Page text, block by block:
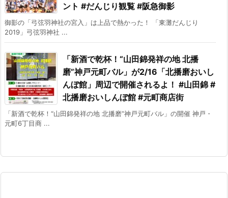
ント #だんじり観覧 #阪急御影
御影の「弓弦羽神社の宮入」は上品で熱かった！ 「東灘だんじり
2019」弓弦羽神社 ...
「新酒で乾杯！“山田錦発祥の地 北播
磨”神戸元町バル」が2/16「北播磨おいし
んぼ館」周辺で開催されるよ！ #山田錦 #
北播磨おいしんぼ館 #元町商店街
「新酒で乾杯！“山田錦発祥の地 北播磨”神戸元町バル」の開催 神戸・
元町6丁目商 ...